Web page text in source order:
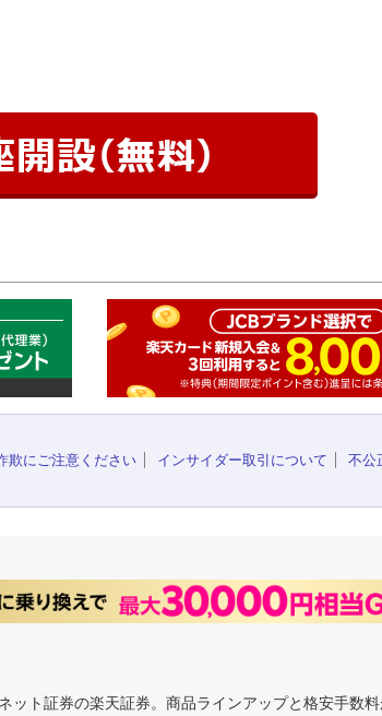
欺にご注意ください インサイダー取引について
不公
ト証券の楽天証券。商品ラインアップと格安手数